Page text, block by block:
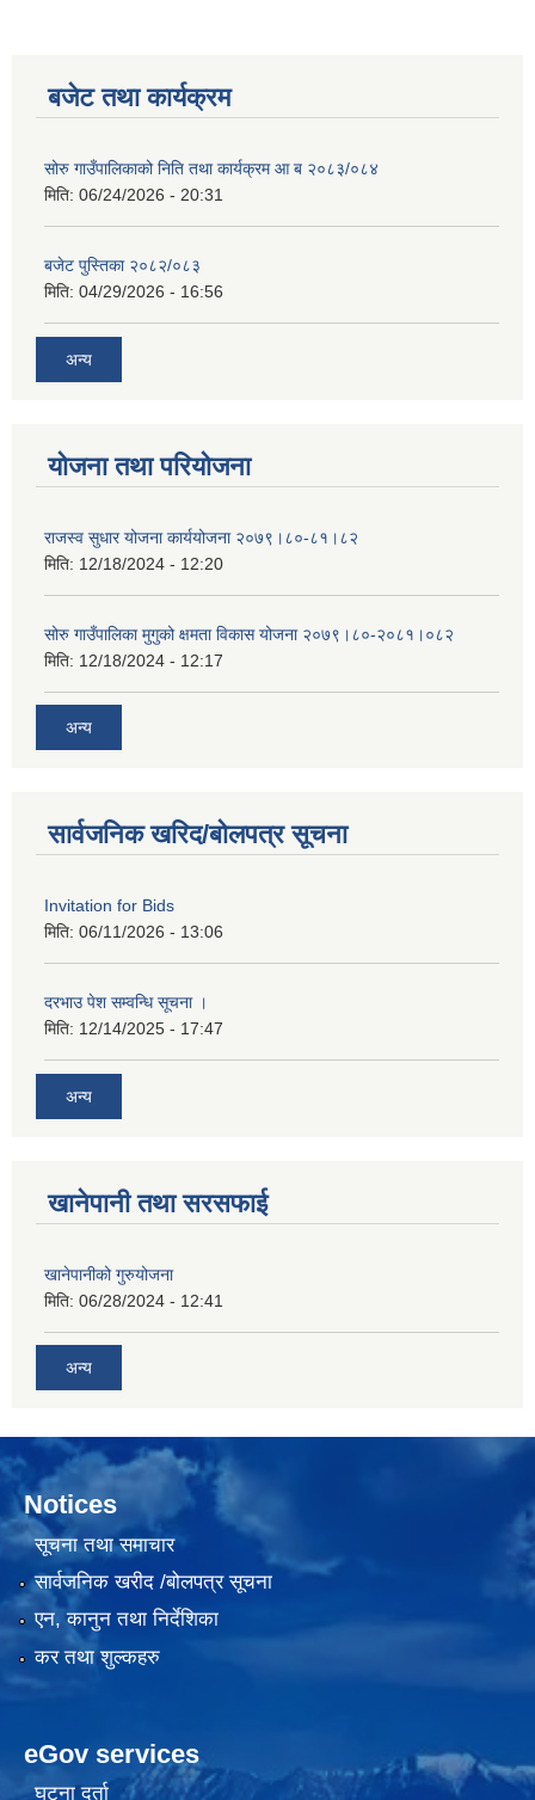
बजेट तथा कार्यक्रम
सोरु गाउँपालिकाको निति तथा कार्यक्रम आ ब २०८३/०८४
मिति: 06/24/2026 - 20:31
बजेट पुस्तिका २०८२/०८३
मिति: 04/29/2026 - 16:56
अन्य
योजना तथा परियोजना
राजस्व सुधार योजना कार्ययोजना २०७९।८०-८१।८२
मिति: 12/18/2024 - 12:20
सोरु गाउँपालिका मुगुको क्षमता विकास योजना २०७९।८०-२०८१।०८२
मिति: 12/18/2024 - 12:17
अन्य
सार्वजनिक खरिद/बोलपत्र सूचना
Invitation for Bids
मिति: 06/11/2026 - 13:06
दरभाउ पेश सम्वन्धि सूचना ।
मिति: 12/14/2025 - 17:47
अन्य
खानेपानी तथा सरसफाई
खानेपानीको गुरुयोजना
मिति: 06/28/2024 - 12:41
अन्य
Notices
सूचना तथा समाचार
सार्वजनिक खरीद /बोलपत्र सूचना
एन, कानुन तथा निर्देशिका
कर तथा शुल्कहरु
eGov services
घटना दर्ता